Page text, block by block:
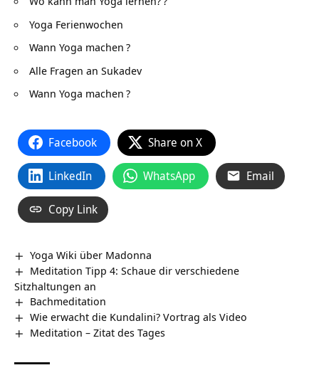
Yoga Ferienwochen
Wann Yoga machen ?
Alle Fragen an Sukadev
Wann Yoga machen ?
Facebook Share on X
LinkedIn WhatsApp Email
Copy Link
Yoga Wiki über Madonna
Meditation Tipp 4: Schaue dir verschiedene
Sitzhaltungen an
Bachmeditation
Wie erwacht die Kundalini? Vortrag als Video
Meditation – Zitat des Tages